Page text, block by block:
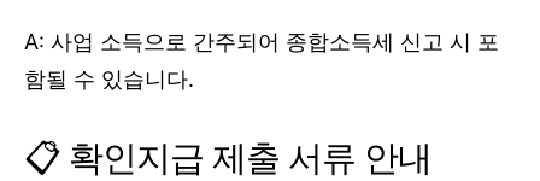
A: 사업 소득으로 간주되어 종합소득세 신고 시 포
함될 수 있습니다.
📋 확인지급 제출 서류 안내